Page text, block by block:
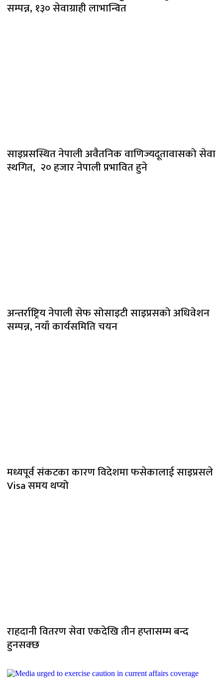
सम्पन्न, १३० सेवाग्राही लाभान्वित
साइप्रसस्थित नेपाली अवैतनिक वाणिज्यदूतावासको सेवा
स्थगित, २० हजार नेपाली प्रभावित हुने
अन्तर्राष्ट्रिय नेपाली सेफ सोसाइटी साइप्रसको अधिवेशन
सम्पन्न, नयाँ कार्यसमिति चयन
मध्यपूर्व संकटका कारण विदेशमा फसेकालाई साइप्रसले
Visa समय थप्यो
राहदानी वितरण सेवा एकदेखि तीन हप्तासम्म बन्द
हुनसक्छ